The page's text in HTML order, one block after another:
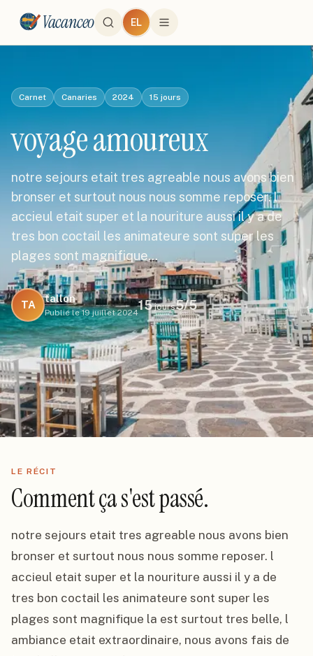
Vacanceo EL
Carnet Canaries 2024 15 jours
voyage amoureux
notre sejours etait tres agreable nous avons bien
bronser et surtout nous nous somme reposer. l
accieul etait super et la nouriture aussi il y a de
tres bon coctail les animateure sont super les
plages sont magnifique…
TA
tallon
Publié le 19 juillet 2024
15jours5/5
LE RÉCIT
Comment ça s'est passé.
notre sejours etait tres agreable nous avons bien
bronser et surtout nous nous somme reposer. l
accieul etait super et la nouriture aussi il y a de
tres bon coctail les animateure sont super les
plages sont magnifique la est surtout tres belle, l
ambiance etait extraordinaire, nous avons fais de